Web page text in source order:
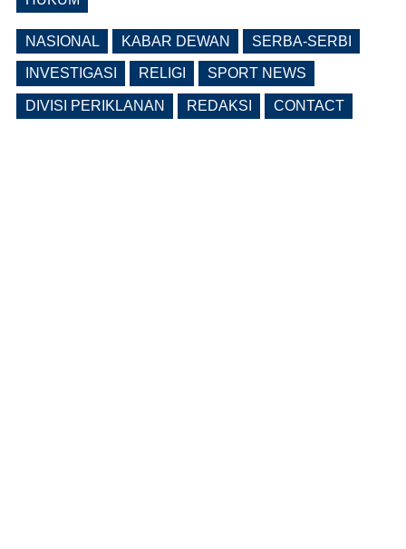
NASIONAL KABAR DEWAN SERBA-SERBI
INVESTIGASI RELIGI SPORT NEWS
DIVISI PERIKLANAN REDAKSI CONTACT